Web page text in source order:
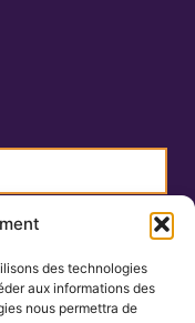
des technologies
aux informations des
nous permettra de